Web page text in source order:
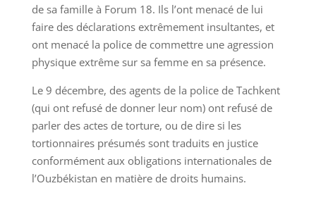
de sa famille à Forum 18. Ils l’ont menacé de lui
faire des déclarations extrêmement insultantes, et
ont menacé la police de commettre une agression
physique extrême sur sa femme en sa présence.
Le 9 décembre, des agents de la police de Tachkent
(qui ont refusé de donner leur nom) ont refusé de
parler des actes de torture, ou de dire si les
tortionnaires présumés sont traduits en justice
conformément aux obligations internationales de
l’Ouzbékistan en matière de droits humains.